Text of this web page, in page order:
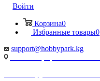
Войти
Корзина0
Избранные товары0
support@hobbypark.kg